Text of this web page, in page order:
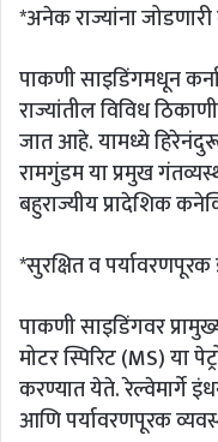
*अनेक राज्यांना
पाकणी साइडिंगमधून
राज्यांतील विविध
जात आहे. यामध्ये
रामगुंडम या प्रमुख
बहुराज्यीय प्रादेशिक
*सुरक्षित व
पाकणी साइडिंगवर
मोटर स्पिरिट (MS) या
करण्यात येते. रेल्वेमार्गे
आणि पर्यावरणपूरक